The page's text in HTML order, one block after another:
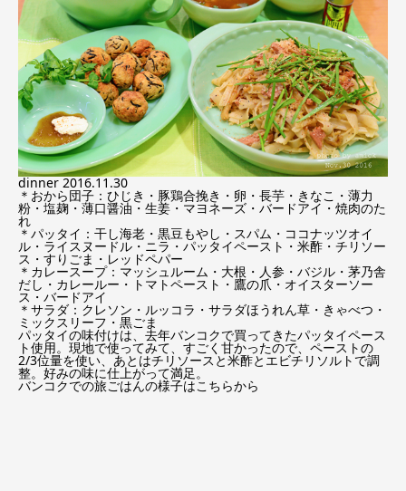
dinner 2016.11.30
＊おから団子：ひじき・豚鶏合挽き・卵・長芋・きなこ・薄力
粉・塩麹・薄口醤油・生姜・マヨネーズ・バードアイ・焼肉のた
れ
＊パッタイ：干し海老・黒豆もやし・スパム・ココナッツオイ
ル・ライスヌードル・ニラ・パッタイペースト・米酢・チリソー
ス・すりごま・レッドペパー
＊カレースープ：マッシュルーム・大根・人参・バジル・茅乃舎
だし・カレールー・トマトペースト・鷹の爪・オイスターソー
ス・バードアイ
＊サラダ：クレソン・ルッコラ・サラダほうれん草・きゃべつ・
ミックスリーフ・黒ごま
パッタイの味付けは、去年バンコクで買ってきたパッタイペース
ト使用。現地で使ってみて、すごく甘かったので、ペーストの
2/3位量を使い、あとはチリソースと米酢とエビチリソルトで調
整。好みの味に仕上がって満足。
バンコクでの旅ごはんの様子はこちらから